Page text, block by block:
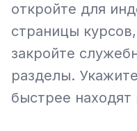
откройте для
страницы
закройте
разделы.
быстрее находят